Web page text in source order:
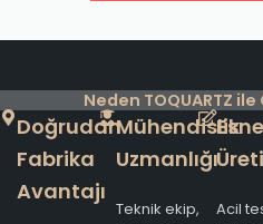
Neden TOQUARTZ ile
Doğrudan
Fabrika
Avantajı
Mühendislik
Uzmanlığı
Teknik ekip,
Acil